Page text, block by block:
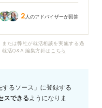
めに今からできること
すことは可能でしょう
2 人のアドバイザーが回答
たは弊社が就活相談を実施する過
活Q&A 編集方針は こちら
るソース」に登録する
スできるようになりま